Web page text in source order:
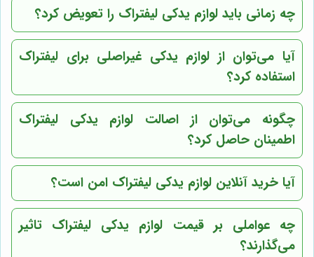
چه زمانی باید لوازم یدکی لیفتراک را تعویض کرد؟
آیا می‌توان از لوازم یدکی غیراصلی برای لیفتراک
استفاده کرد؟
چگونه می‌توان از اصالت لوازم یدکی لیفتراک
اطمینان حاصل کرد؟
آیا خرید آنلاین لوازم یدکی لیفتراک امن است؟
چه عواملی بر قیمت لوازم یدکی لیفتراک تاثیر
می‌گذارند؟